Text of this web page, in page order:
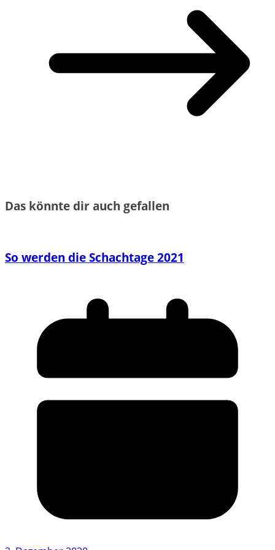
Das könnte dir auch gefallen
So werden die Schachtage 2021